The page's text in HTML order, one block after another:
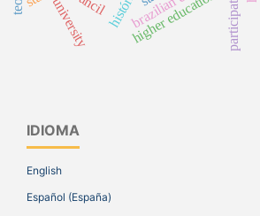
participation
higher education
university
IDIOMA
English
Español (España)